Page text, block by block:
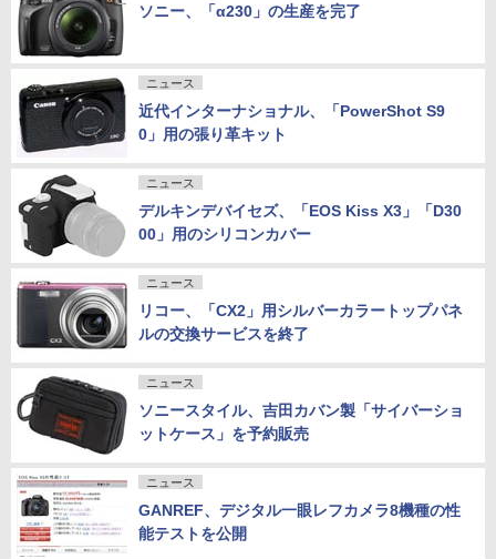
ソニー、「α230」の生産を完了
ニュース
近代インターナショナル、「PowerShot S9
0」用の張り革キット
ニュース
デルキンデバイセズ、「EOS Kiss X3」「D30
00」用のシリコンカバー
ニュース
リコー、「CX2」用シルバーカラートップパネ
ルの交換サービスを終了
ニュース
ソニースタイル、吉田カバン製「サイバーショ
ットケース」を予約販売
ニュース
GANREF、デジタル一眼レフカメラ8機種の性
能テストを公開